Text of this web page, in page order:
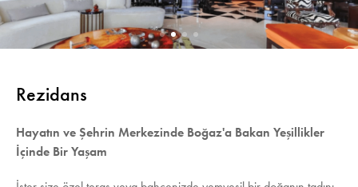
Rezidans
Hayatın ve Şehrin Merkezinde Boğaz'a Bakan Yeşillikler
İçinde Bir Yaşam